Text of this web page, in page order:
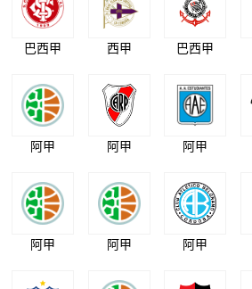
巴西甲 西甲 巴西甲
阿甲 阿甲 阿甲
阿甲 阿甲 阿甲